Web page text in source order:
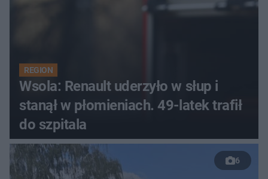
REGION
Wsola: Renault uderzyło w słup i
stanął w płomieniach. 49-latek trafił
do szpitala
6